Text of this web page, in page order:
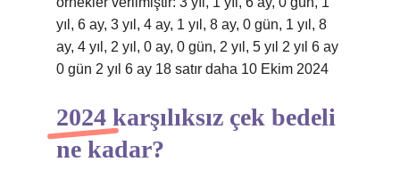
yıl, 6 ay, 3 yıl, 4 ay, 1 yıl, 8 ay, 0 gün, 1 yıl, 8
ay, 4 yıl, 2 yıl, 0 ay, 0 gün, 2 yıl, 5 yıl 2 yıl 6 ay
0 gün 2 yıl 6 ay 18 satır daha 10 Ekim 2024
2024 karşılıksız çek bedeli
ne kadar?